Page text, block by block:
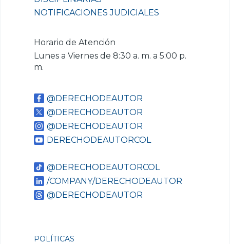
NOTIFICACIONES JUDICIALES
Horario de Atención
Lunes a Viernes de 8:30 a. m. a 5:00 p.
m.
@DERECHODEAUTOR
@DERECHODEAUTOR
@DERECHODEAUTOR
DERECHODEAUTORCOL
@DERECHODEAUTORCOL
/COMPANY/DERECHODEAUTOR
@DERECHODEAUTOR
POLÍTICAS